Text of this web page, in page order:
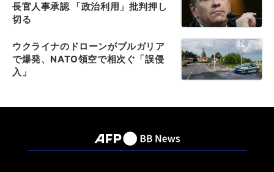
長官人事承認 「政治利用」批判押し
切る
ウクライナのドローンがブルガリア
で爆発、NATO領空で相次ぐ「誤侵
入」